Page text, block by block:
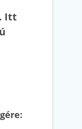
Itt